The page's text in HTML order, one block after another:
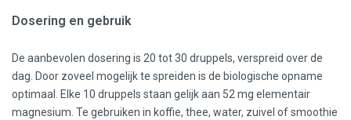
Dosering en gebruik
De aanbevolen dosering is 20 tot 30 druppels, verspreid over de
dag. Door zoveel mogelijk te spreiden is de biologische opname
optimaal. Elke 10 druppels staan gelijk aan 52 mg elementair
magnesium. Te gebruiken in koffie, thee, water, zuivel of smoothie